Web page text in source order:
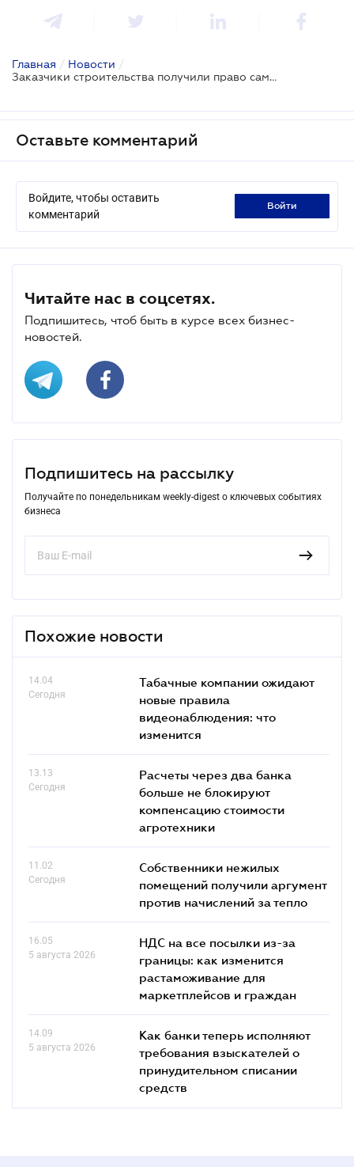
Главная / Новости /
Заказчики строительства получили право самостоятельно выбирать между ДИАМ и местным органом контроля
Оставьте комментарий
Войдите, чтобы оставить
комментарий
войти
Читайте нас в соцсетях.
Подпишитесь, чтоб быть в курсе всех бизнес-
новостей.
Подпишитесь на рассылку
Получайте по понедельникам weekly-digest о ключевых событиях
бизнеса
Похожие новости
14.04
Сегодня
Табачные компании ожидают
новые правила
видеонаблюдения: что
изменится
13.13
Сегодня
Расчеты через два банка
больше не блокируют
компенсацию стоимости
агротехники
11.02
Сегодня
Собственники нежилых
помещений получили аргумент
против начислений за тепло
16.05
5 августа 2026
НДС на все посылки из-за
границы: как изменится
растаможивание для
маркетплейсов и граждан
14.09
5 августа 2026
Как банки теперь исполняют
требования взыскателей о
принудительном списании
средств